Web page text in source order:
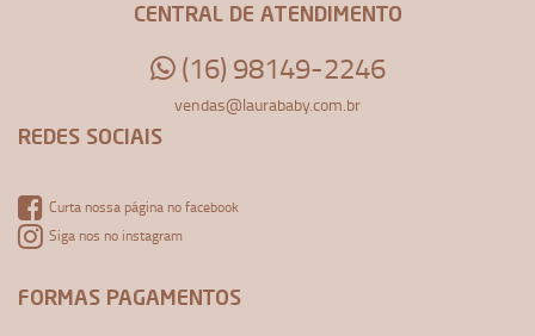
CENTRAL DE ATENDIMENTO
(16) 98149-2246
vendas@laurababy.com.br
REDES SOCIAIS
Curta nossa página no facebook
Siga nos no instagram
FORMAS PAGAMENTOS